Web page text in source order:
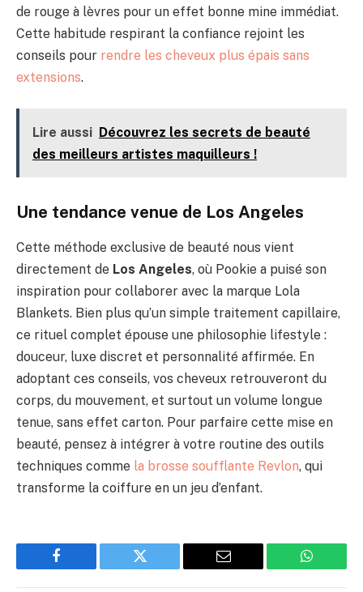
de rouge à lèvres pour un effet bonne mine immédiat.
Cette habitude respirant la confiance rejoint les
conseils pour rendre les cheveux plus épais sans
extensions.
Lire aussi Découvrez les secrets de beauté
des meilleurs artistes maquilleurs !
Une tendance venue de Los Angeles
Cette méthode exclusive de beauté nous vient
directement de Los Angeles, où Pookie a puisé son
inspiration pour collaborer avec la marque Lola
Blankets. Bien plus qu’un simple traitement capillaire,
ce rituel complet épouse une philosophie lifestyle :
douceur, luxe discret et personnalité affirmée. En
adoptant ces conseils, vos cheveux retrouveront du
corps, du mouvement, et surtout un volume longue
tenue, sans effet carton. Pour parfaire cette mise en
beauté, pensez à intégrer à votre routine des outils
techniques comme la brosse soufflante Revlon, qui
transforme la coiffure en un jeu d’enfant.
Facebook Twitter Email